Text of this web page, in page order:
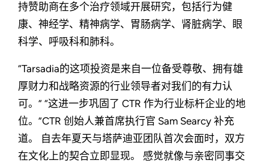
持赞助商在多个治疗领域开展研究，包括行为健
康、神经学、精神病学、胃肠病学、肾脏病学、眼
科学、呼吸科和肺科。
“Tarsadia的这项投资是来自一位备受尊敬、拥有雄
厚财力和战略资源的行业领导者对我们的有力认
可。” “这进一步巩固了 CTR 作为行业标杆企业的地
位。”CTR 创始人兼首席执行官 Sam Searcy 补充
道。 自去年夏天与塔萨迪亚团队首次会面时，双方
在文化上的契合立即显现。 感觉就像与亲密同事交